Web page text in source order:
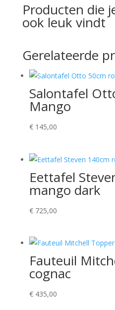
Producten die
ook leuk vindt
Gerelateerde
Salontafel
Mango
€145,00
Eettafel
mango dark
€725,00
Fauteuil
cognac
€435,00